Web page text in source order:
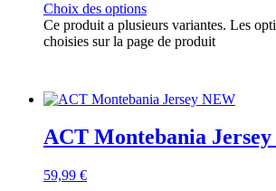
T-shirts ACT
Pistes ACT(1)
ACT-EVENTS(1)
Vente à la sauvette(3)
Choix des options
Ce produit a plusieurs variantes. Les
choisies sur la page de produit
ACT Montebania
59,99 €